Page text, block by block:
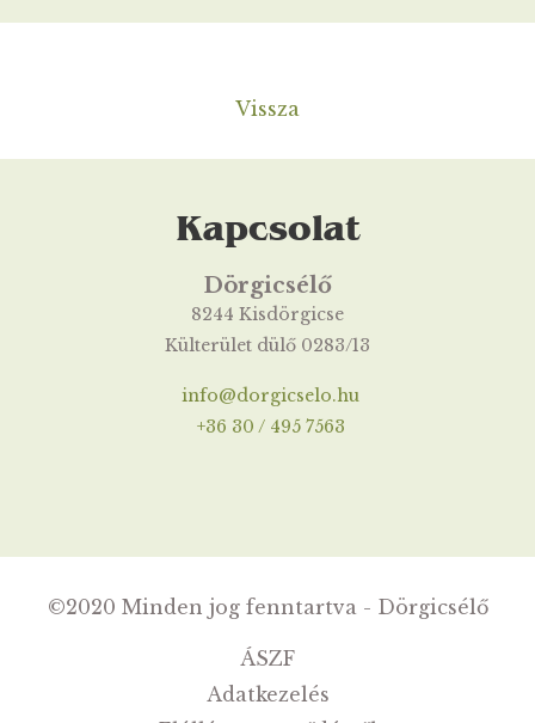
Vissza
Kapcsolat
Dörgicsélő
8244 Kisdörgicse
Külterület dülő 0283/13
info@dorgicselo.hu
+36 30 / 495 7563
©2020 Minden jog fenntartva - Dörgicsélő
ÁSZF
Adatkezelés